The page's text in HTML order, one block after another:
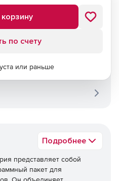
Подробнее
представляет собой
пакет для
Он объединяет
по счету
или раньше